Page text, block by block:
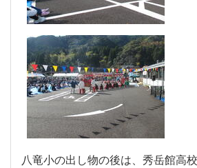
八竜小の出し物の後は、秀岳館高